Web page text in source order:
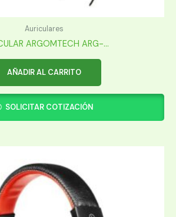
Auriculares
ARGOMTECH ARG-...
AÑADIR AL CARRITO
SOLICITAR COTIZACIÓN